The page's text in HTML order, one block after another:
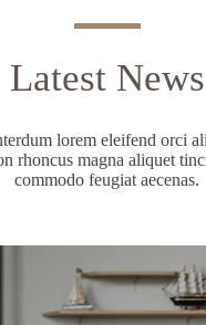
Latest News
lorem eleifend orci
rhoncus magna aliquet
commodo feugiat aecenas.